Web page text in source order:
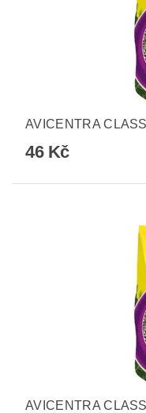
AVICENTRA
46 Kč
AVICENTRA